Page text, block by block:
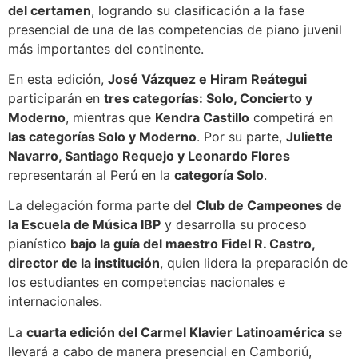
del certamen, logrando su clasificación a la fase
presencial de una de las competencias de piano juvenil
más importantes del continente.
En esta edición, José Vázquez e Hiram Reátegui
participarán en tres categorías: Solo, Concierto y
Moderno, mientras que Kendra Castillo competirá en
las categorías Solo y Moderno. Por su parte, Juliette
Navarro, Santiago Requejo y Leonardo Flores
representarán al Perú en la categoría Solo.
La delegación forma parte del Club de Campeones de
la Escuela de Música IBP y desarrolla su proceso
pianístico bajo la guía del maestro Fidel R. Castro,
director de la institución, quien lidera la preparación de
los estudiantes en competencias nacionales e
internacionales.
La cuarta edición del Carmel Klavier Latinoamérica se
llevará a cabo de manera presencial en Camboriú,